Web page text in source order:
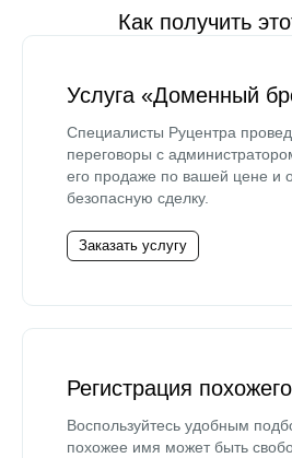
Как получить
Услуга «Доменный
Специалисты Руцентра
переговоры с
его продаже по вашей цене и
безопасную сделку.
Заказать услугу
Регистрация
Воспользуйтесь удобным
похожее имя может быть